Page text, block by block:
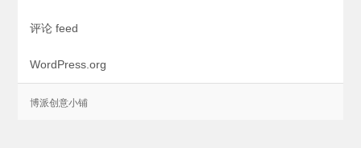
评论 feed
WordPress.org